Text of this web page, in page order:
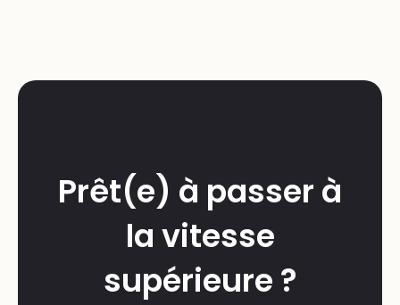
Prêt(e) à passer à
la vitesse
supérieure ?